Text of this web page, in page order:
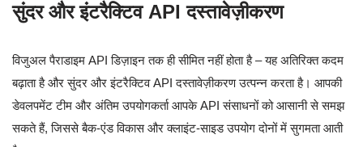
सुंदर और इंटरैक्टिव API दस्तावेज़ीकरण
विजुअल पैराडाइम API डिज़ाइन तक ही सीमित नहीं होता है – यह अतिरिक्त कदम
बढ़ाता है और सुंदर और इंटरैक्टिव API दस्तावेज़ीकरण उत्पन्न करता है। आपकी
डेवलपमेंट टीम और अंतिम उपयोगकर्ता आपके API संसाधनों को आसानी से समझ
सकते हैं, जिससे बैक-एंड विकास और क्लाइंट-साइड उपयोग दोनों में सुगमता आती